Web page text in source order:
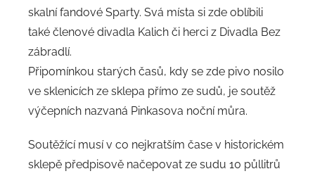
skalní fandové Sparty. Svá místa si zde oblíbili
také členové divadla Kalich či herci z Divadla Bez
zábradlí.
Připomínkou starých časů, kdy se zde pivo nosilo
ve sklenicích ze sklepa přímo ze sudů, je soutěž
výčepních nazvaná Pinkasova noční můra.
Soutěžící musí v co nejkratším čase v historickém
sklepě předpisově načepovat ze sudu 10 půllitrů